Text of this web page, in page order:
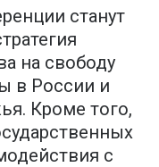
станут
на свободу
в России и
Кроме того,
с